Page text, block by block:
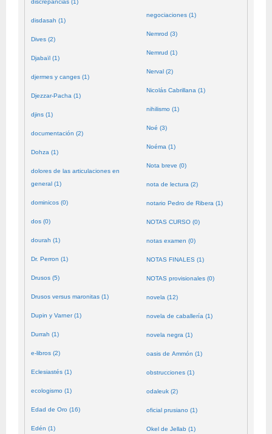
discrepancias (1)
disdasah (1)
Dives (2)
Djabaïl (1)
djermes y canges (1)
Djezzar-Pacha (1)
djins (1)
documentación (2)
Dohza (1)
dolores de las articulaciones en
general (1)
dominicos (0)
dos (0)
dourah (1)
Dr. Perron (1)
Drusos (5)
Drusos versus maronitas (1)
Dupin y Varner (1)
Durrah (1)
e-libros (2)
Eclesiastés (1)
ecologismo (1)
Edad de Oro (16)
Edén (1)
negociaciones (1)
Nemrod (3)
Nemrud (1)
Nerval (2)
Nicolás Cabrillana (1)
nihilismo (1)
Noé (3)
Noéma (1)
Nota breve (0)
nota de lectura (2)
notario Pedro de Ribera (1)
NOTAS CURSO (0)
notas examen (0)
NOTAS FINALES (1)
NOTAS provisionales (0)
novela (12)
novela de caballería (1)
novela negra (1)
oasis de Ammón (1)
obstrucciones (1)
odaleuk (2)
oficial prusiano (1)
Okel de Jellab (1)